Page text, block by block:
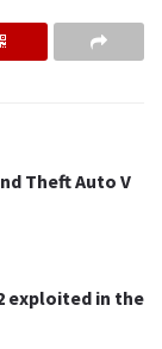
j’essaierai de
Theft Auto V
exploited in the